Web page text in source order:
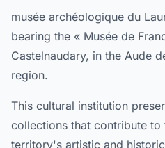
musée archéologique du
bearing the « Musée de
Castelnaudary, in the Aude
region.
This cultural institution
collections that contribute
territory's artistic and